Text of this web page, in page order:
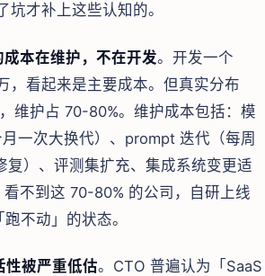
才补上这些认知的。
本在维护，不在开发。开发一个
，看起来是主要成本。但真实分布
维护占 70-80%。维护成本包括：模
一次大换代）、prompt 迭代（每周
复）、评测集扩充、集成系统变更适
看不到这 70-80% 的公司，自研上线
不动」的状态。
性被严重低估。CTO 普遍认为「SaaS